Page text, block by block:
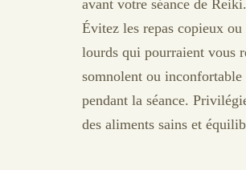
avant votre séance de Reiki.
Évitez les repas copieux ou
lourds qui pourraient vous
somnolent ou inconfortable
pendant la séance.
des aliments sains et